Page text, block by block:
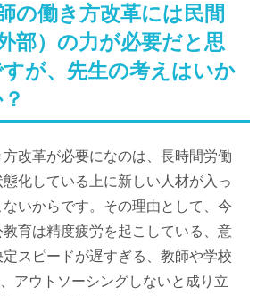
の働き方改革には民間
外部）の力が必要だと思
が、先生の考えはいか
方改革が必要になのは、長時間労働
態化している上に新しい人材が入っ
ないからです。その理由として、今
教育は精度疲労を起こしている、意
定スピードが遅すぎる、教師や学校
アウトソーシングしないと成り立